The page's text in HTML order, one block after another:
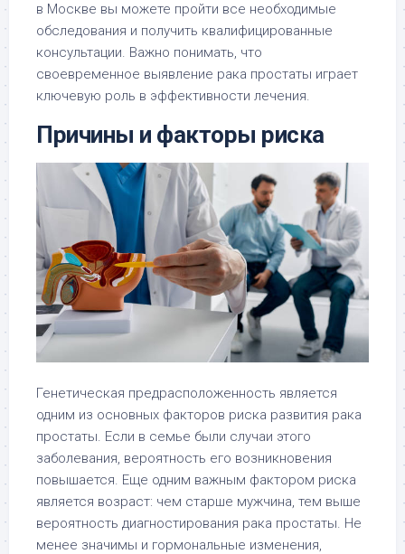
в Москве вы можете пройти все необходимые
обследования и получить квалифицированные
консультации. Важно понимать, что
своевременное выявление рака простаты играет
ключевую роль в эффективности лечения.
Причины и факторы риска
Генетическая предрасположенность является
одним из основных факторов риска развития рака
простаты. Если в семье были случаи этого
заболевания, вероятность его возникновения
повышается. Еще одним важным фактором риска
является возраст: чем старше мужчина, тем выше
вероятность диагностирования рака простаты. Не
менее значимы и гормональные изменения,